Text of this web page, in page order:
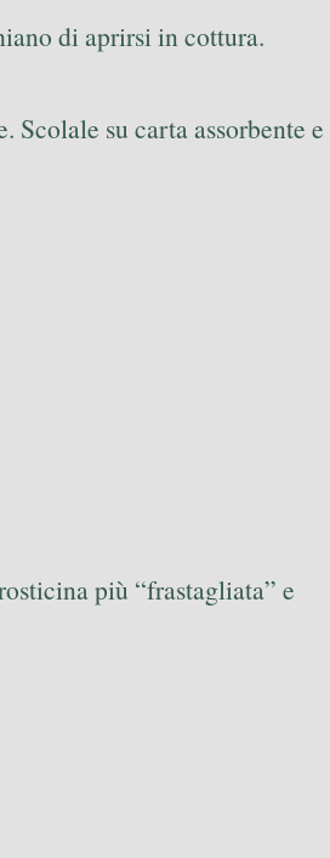
di aprirsi in cottura.
Scolale su carta assorbente e
più “frastagliata” e